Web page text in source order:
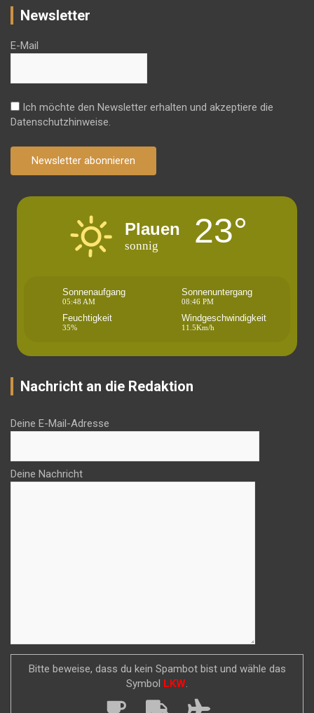
Newsletter
E-Mail
Ich möchte den Newsletter erhalten und akzeptiere die
Datenschutzhinweise.
Newsletter abonnieren
Plauen
sonnig 23°
Sonnenaufgang
05:48 AM
Sonnenuntergang
08:46 PM
Feuchtigkeit
35%
Windgeschwindigkeit
11.5Km/h
Nachricht an die Redaktion
Deine E-Mail-Adresse
Deine Nachricht
Bitte beweise, dass du kein Spambot bist und wähle das
Symbol LKW.